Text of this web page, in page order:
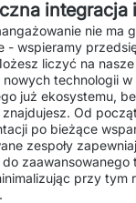
Przemysł 4.0
- ITSM
decyzji
integracja
nie ma
- wspieramy
liczyć na
nowych technologii w
już ekosystemu,
Od
po bieżące
zespoły
zaawansowanego
przy tym